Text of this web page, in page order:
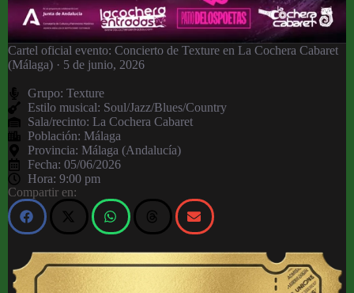
Cartel oficial evento: Concierto de Texture en La Cochera Cabaret
(Málaga) · 5 de junio, 2026
Grupo: Texture
Estilo musical: Soul/Jazz/Blues/Country
Sala/recinto: La Cochera Cabaret
Población: Málaga
Provincia: Málaga (Andalucía)
Fecha: 05/06/2026
Hora: 9:00 pm
Compartir en: